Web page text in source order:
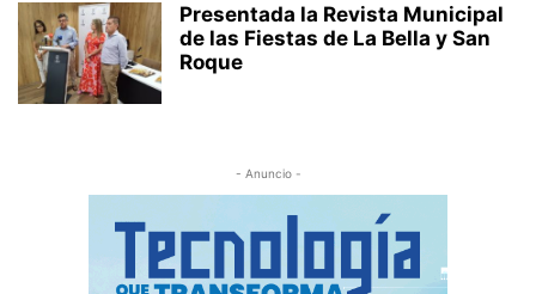
Presentada la Revista Municipal
de las Fiestas de La Bella y San
Roque
- Anuncio -